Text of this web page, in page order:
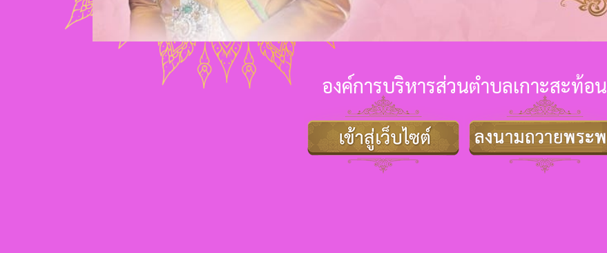
องค์การบริหารส่วนตำบลเกาะสะท้อน